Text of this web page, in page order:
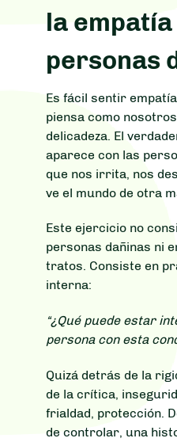
la empatía
personas
Es fácil sentir
piensa como
delicadeza. El
aparece con las
que nos irrita, nos
ve el mundo de otra
Este ejercicio no
personas dañinas ni
tratos. Consiste en
interna:
“¿Qué puede estar
persona con esta
Quizá detrás de la
de la crítica,
frialdad, protección.
de controlar, una